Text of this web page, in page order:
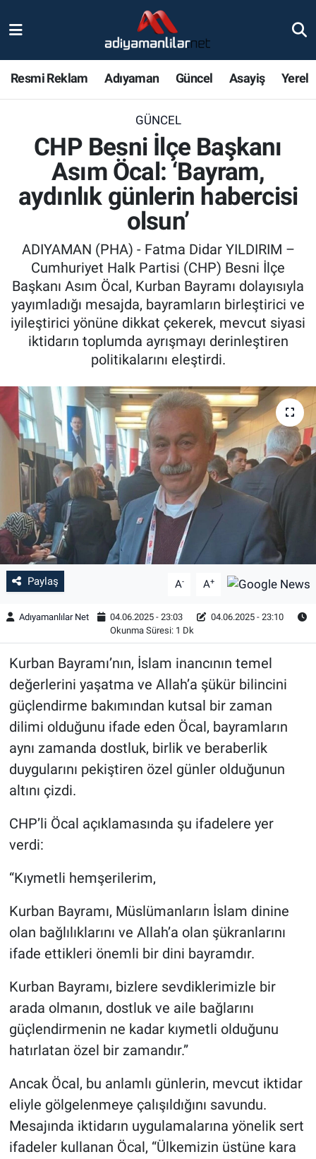
Resmi Reklam Adıyaman Güncel Asayiş Yerel
GÜNCEL
CHP Besni İlçe Başkanı
Asım Öcal: ‘Bayram,
aydınlık günlerin habercisi
olsun’
ADIYAMAN (PHA) - Fatma Didar YILDIRIM –
Cumhuriyet Halk Partisi (CHP) Besni İlçe
Başkanı Asım Öcal, Kurban Bayramı dolayısıyla
yayımladığı mesajda, bayramların birleştirici ve
iyileştirici yönüne dikkat çekerek, mevcut siyasi
iktidarın toplumda ayrışmayı derinleştiren
politikalarını eleştirdi.
Paylaş A- A+
Adıyamanlılar Net 04.06.2025 - 23:03
04.06.2025 - 23:10
Okunma Süresi: 1 Dk
Kurban Bayramı’nın, İslam inancının temel
değerlerini yaşatma ve Allah’a şükür bilincini
güçlendirme bakımından kutsal bir zaman
dilimi olduğunu ifade eden Öcal, bayramların
aynı zamanda dostluk, birlik ve beraberlik
duygularını pekiştiren özel günler olduğunun
altını çizdi.
CHP’li Öcal açıklamasında şu ifadelere yer
verdi:
“Kıymetli hemşerilerim,
Kurban Bayramı, Müslümanların İslam dinine
olan bağlılıklarını ve Allah’a olan şükranlarını
ifade ettikleri önemli bir dini bayramdır.
Kurban Bayramı, bizlere sevdiklerimizle bir
arada olmanın, dostluk ve aile bağlarını
güçlendirmenin ne kadar kıymetli olduğunu
hatırlatan özel bir zamandır.”
Ancak Öcal, bu anlamlı günlerin, mevcut iktidar
eliyle gölgelenmeye çalışıldığını savundu.
Mesajında iktidarın uygulamalarına yönelik sert
ifadeler kullanan Öcal, “Ülkemizin üstüne kara
Magazin
Bölge Haberleri
Asayiş
Sağlık
Özel Haber
Eğitim
Ekonomi
Yaşam
Çevre
BİLİM VE TEKNOLOJİ
Şambayat Haber
Nöbetçi Eczaneler
Adiyaman Namaz Vakitleri
Trafik Durumu
Süper Lig Puan Durumu ve Fikstür
Son Dakika Haberleri
Haber Arşivi